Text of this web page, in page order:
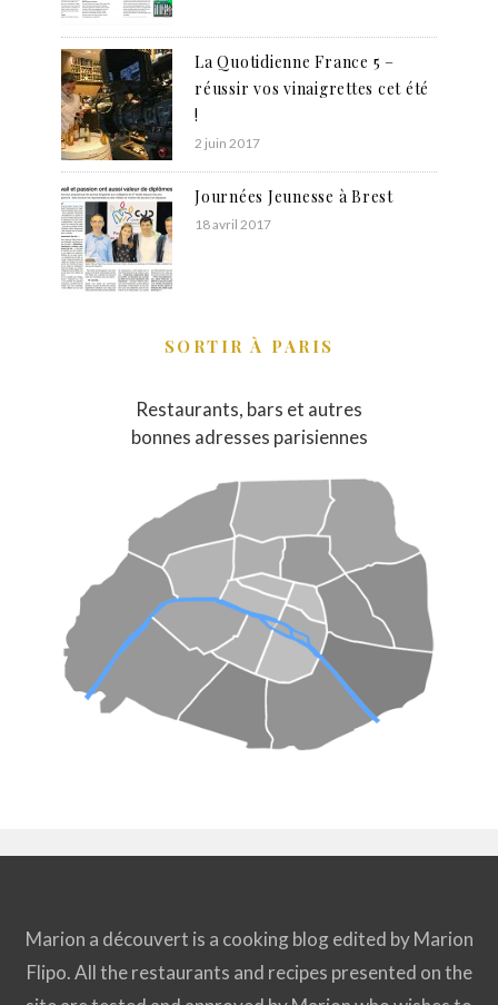
La Quotidienne France 5 –
réussir vos vinaigrettes cet été
!
2 juin 2017
Journées Jeunesse à Brest
18 avril 2017
SORTIR À PARIS
Restaurants, bars et autres
bonnes adresses parisiennes
Marion a découvert is a cooking blog edited by Marion
Flipo. All the restaurants and recipes presented on the